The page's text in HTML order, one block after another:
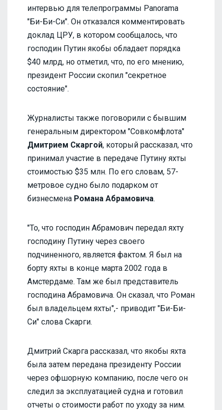
интервью для телепрограммы Panorama
"Би-Би-Си". Он отказался комментировать
доклад ЦРУ, в котором сообщалось, что
господин Путин якобы обладает порядка
$40 млрд, но отметил, что, по его мнению,
президент России скопил "секретное
состояние".
Журналисты также поговорили с бывшим
генеральным директором "Совкомфлота"
Дмитрием Скаргой, который рассказал, что
принимал участие в передаче Путину яхты
стоимостью $35 млн. По его словам, 57-
метровое судно было подарком от
бизнесмена Романа Абрамовича.
"То, что господин Абрамович передал яхту
господину Путину через своего
подчиненного, является фактом. Я был на
борту яхты в конце марта 2002 года в
Амстердаме. Там же был представитель
господина Абрамовича. Он сказал, что Роман
был владельцем яхты",- приводит "Би-Би-
Си" слова Скарги.
Дмитрий Скарга рассказал, что якобы яхта
была затем передана президенту России
через офшорную компанию, после чего он
следил за эксплуатацией судна и готовил
отчеты о стоимости работ по уходу за ним.